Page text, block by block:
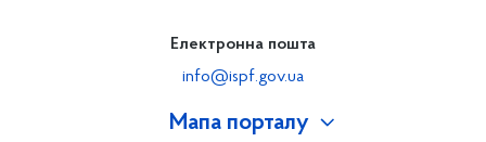
Мапа порталу
Електронна пошта
info@ispf.gov.ua